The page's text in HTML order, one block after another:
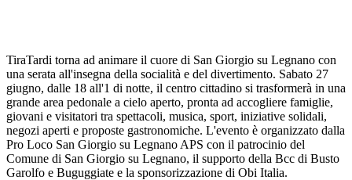
TiraTardi torna ad animare il cuore di San Giorgio su Legnano con
una serata all'insegna della socialità e del divertimento. Sabato 27
giugno, dalle 18 all'1 di notte, il centro cittadino si trasformerà in una
grande area pedonale a cielo aperto, pronta ad accogliere famiglie,
giovani e visitatori tra spettacoli, musica, sport, iniziative solidali,
negozi aperti e proposte gastronomiche. L'evento è organizzato dalla
Pro Loco San Giorgio su Legnano APS con il patrocinio del
Comune di San Giorgio su Legnano, il supporto della Bcc di Busto
Garolfo e Buguggiate e la sponsorizzazione di Obi Italia.